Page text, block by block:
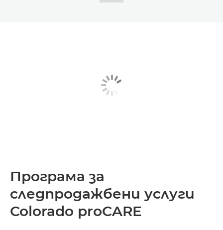
Програма за
следпродажбени услуги
Colorado proCARE